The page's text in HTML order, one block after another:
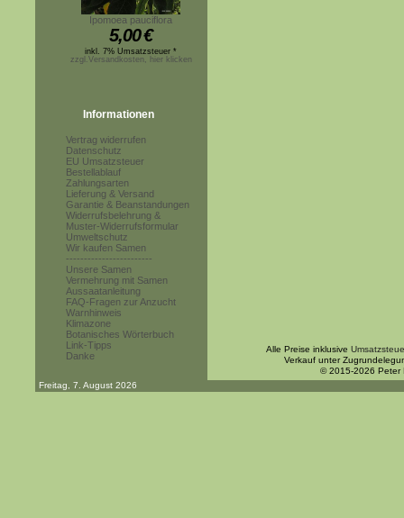
Ipomoea pauciflora
5,00€
inkl. 7% Umsatzsteuer *
zzgl.Versandkosten, hier klicken
Informationen
Vertrag widerrufen
Datenschutz
EU Umsatzsteuer
Bestellablauf
Zahlungsarten
Lieferung & Versand
Garantie & Beanstandungen
Widerrufsbelehrung &
Muster-Widerrufsformular
Umweltschutz
Wir kaufen Samen
------------------------
Unsere Samen
Vermehrung mit Samen
Aussaatanleitung
FAQ-Fragen zur Anzucht
Warnhinweis
Klimazone
Botanisches Wörterbuch
Link-Tipps
Danke
Alle Preise inklusive
Verkauf unter
© 2015-2026 Peter
Freitag, 7. August 2026